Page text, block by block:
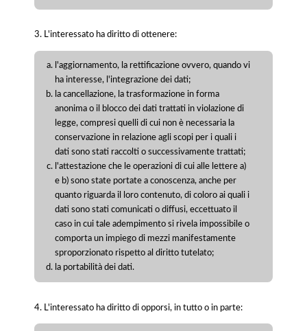
3. L'interessato ha diritto di ottenere:
l'aggiornamento, la rettificazione ovvero, quando vi
ha interesse, l'integrazione dei dati;
la cancellazione, la trasformazione in forma
anonima o il blocco dei dati trattati in violazione di
legge, compresi quelli di cui non è necessaria la
conservazione in relazione agli scopi per i quali i
dati sono stati raccolti o successivamente trattati;
l'attestazione che le operazioni di cui alle lettere a)
e b) sono state portate a conoscenza, anche per
quanto riguarda il loro contenuto, di coloro ai quali i
dati sono stati comunicati o diffusi, eccettuato il
caso in cui tale adempimento si rivela impossibile o
comporta un impiego di mezzi manifestamente
sproporzionato rispetto al diritto tutelato;
la portabilità dei dati.
4. L'interessato ha diritto di opporsi, in tutto o in parte: